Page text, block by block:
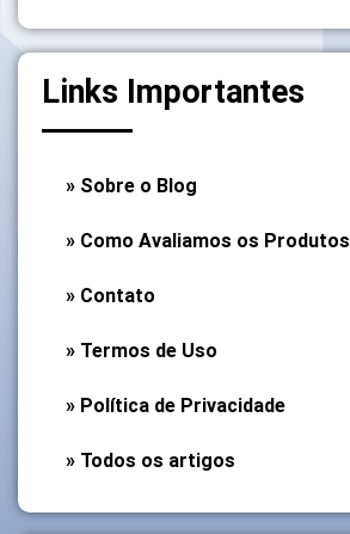
Links Importantes
» Sobre o Blog
» Como Avaliamos os Produtos
» Contato
» Termos de Uso
» Política de Privacidade
» Todos os artigos